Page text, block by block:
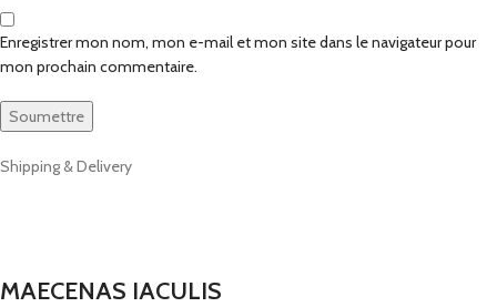
Enregistrer mon nom, mon e-mail et mon site dans le navigateur pour
mon prochain commentaire.
Shipping & Delivery
MAECENAS IACULIS